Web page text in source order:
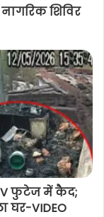
शिविर
फुटेज में कैद;
VIDEO